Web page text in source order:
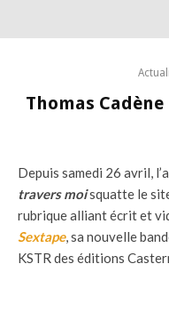
Thomas
Depuis samedi 26 avril,
travers moisquatte le
rubrique alliant écrit et
Sextape, sa nouvelle
KSTR des éditions